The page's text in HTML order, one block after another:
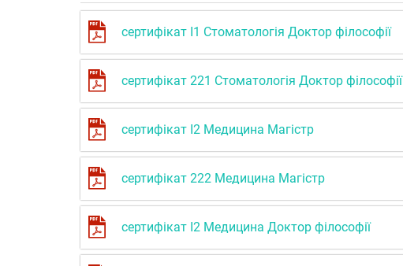
сертифікат І1 Стоматологія Доктор філософії
сертифікат 221 Стоматологія Доктор філософії
сертифікат І2 Медицина Магістр
сертифікат 222 Медицина Магістр
сертифікат І2 Медицина Доктор філософії